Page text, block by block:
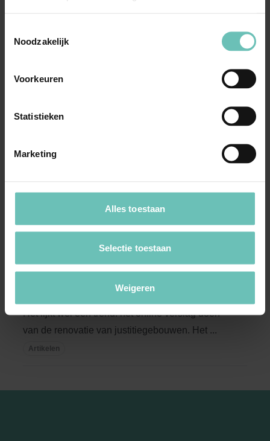
Noodzakelijk
Voorkeuren
Statistieken
Marketing
Alles toestaan
Selectie toestaan
Weigeren
24 AUGUSTUS 2022
justitiepaleisrenovatie
Het lijkt wel een trend: het online verslag doen
van de renovatie van justitiegebouwen. Het ...
Artikelen